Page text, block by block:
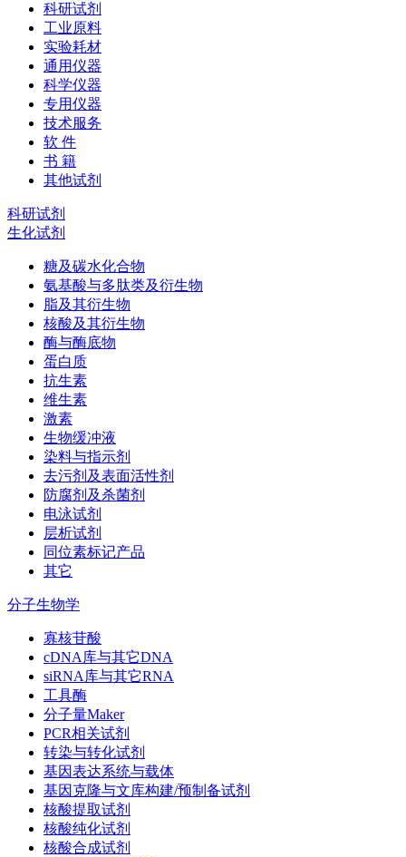
科研试剂
工业原料
实验耗材
通用仪器
科学仪器
专用仪器
技术服务
软 件
书 籍
其他试剂
科研试剂
生化试剂
糖及碳水化合物
氨基酸与多肽类及衍生物
脂及其衍生物
核酸及其衍生物
酶与酶底物
蛋白质
抗生素
维生素
激素
生物缓冲液
染料与指示剂
去污剂及表面活性剂
防腐剂及杀菌剂
电泳试剂
层析试剂
同位素标记产品
其它
分子生物学
寡核苷酸
cDNA库与其它DNA
siRNA库与其它RNA
工具酶
分子量Maker
PCR相关试剂
转染与转化试剂
基因表达系统与载体
基因克隆与文库构建/预制备试剂
核酸提取试剂
核酸纯化试剂
核酸合成试剂